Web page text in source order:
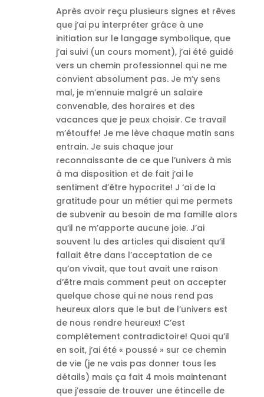
Après avoir reçu plusieurs signes et rêves
que j’ai pu interpréter grâce à une
initiation sur le langage symbolique, que
j’ai suivi (un cours moment), j’ai été guidé
vers un chemin professionnel qui ne me
convient absolument pas. Je m’y sens
mal, je m’ennuie malgré un salaire
convenable, des horaires et des
vacances que je peux choisir. Ce travail
m’étouffe! Je me lève chaque matin sans
entrain. Je suis chaque jour
reconnaissante de ce que l’univers à mis
à ma disposition et de fait j’ai le
sentiment d’être hypocrite! J ‘ai de la
gratitude pour un métier qui me permets
de subvenir au besoin de ma famille alors
qu’il ne m’apporte aucune joie. J’ai
souvent lu des articles qui disaient qu’il
fallait être dans l’acceptation de ce
qu’on vivait, que tout avait une raison
d’être mais comment peut on accepter
quelque chose qui ne nous rend pas
heureux alors que le but de l’univers est
de nous rendre heureux! C’est
complètement contradictoire! Quoi qu’il
en soit, j’ai été « poussé » sur ce chemin
de vie (je ne vais pas donner tous les
détails) mais ça fait 4 mois maintenant
que j’essaie de trouver une étincelle de